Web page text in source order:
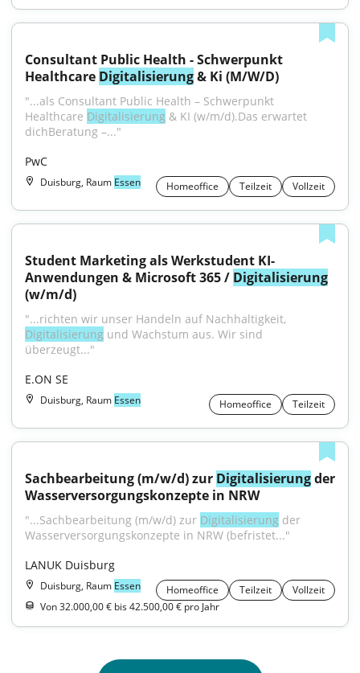
Consultant Public Health - Schwerpunkt
Healthcare Digitalisierung & Ki (M/W/D)
"...als Consultant Public Health – Schwerpunkt
Healthcare Digitalisierung & KI (w/m/d).Das erwartet
dichBeratung –..."
PwC
Duisburg, Raum Essen Homeoffice Teilzeit Vollzeit
Student Marketing als Werkstudent KI-
Anwendungen & Microsoft 365 / Digitalisierung
(w/m/d)
Digitalisierung und Wachstum aus. Wir sind
überzeugt..."
E.ON SE
Duisburg, Raum Essen Homeoffice Teilzeit
Sachbearbeitung (m/w/d) zur Digitalisierung der
Wasserversorgungskonzepte in NRW
"...Sachbearbeitung (m/w/d) zur Digitalisierung der
Wasserversorgungskonzepte in NRW (befristet..."
LANUK Duisburg
Duisburg, Raum Essen Homeoffice Teilzeit
Vollzeit
Von 32.000,00 € bis 42.500,00 € pro Jahr